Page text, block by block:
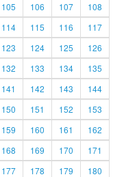
105 106 107
108
114 115 116
117
123 124 125
126
132 133 134
135
141 142 143
144
150 151 152
153
159 160 161
162
168 169 170
171
177 178 179
180